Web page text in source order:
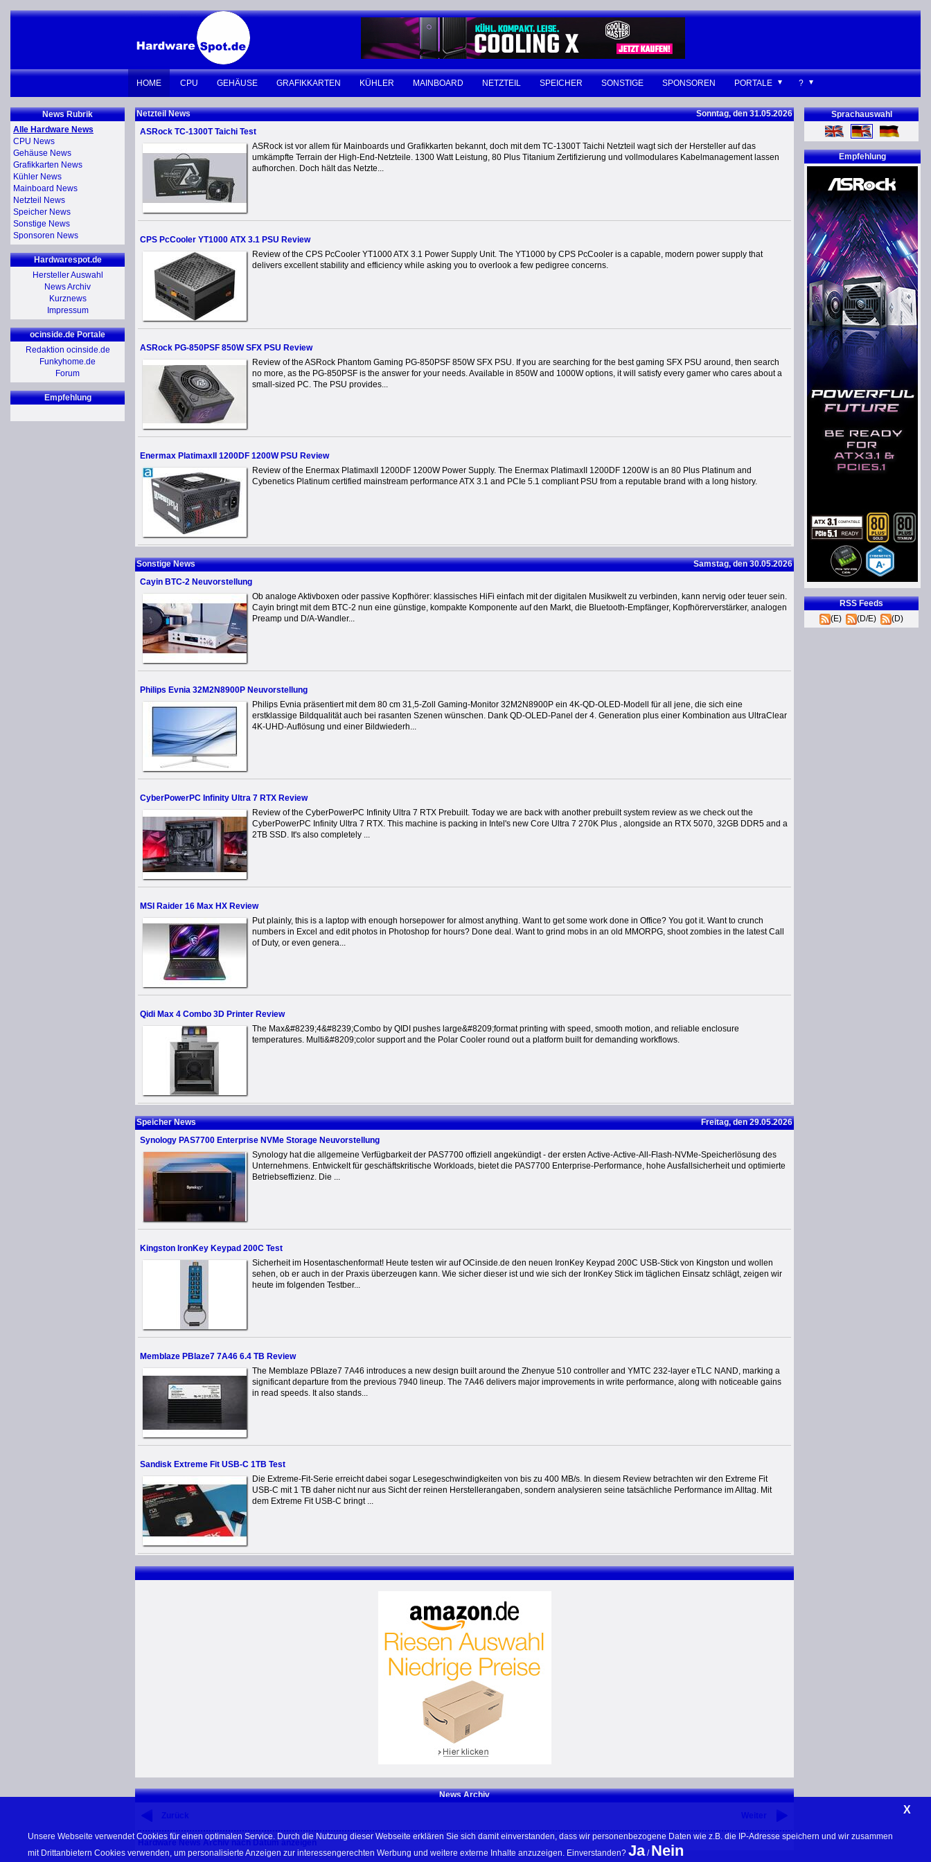
HOME CPU GEHÄUSE GRAFIKKARTEN KÜHLER MAINBOARD NETZTEIL SPEICHER SONSTIGE SPONSOREN PORTALE ?
News Rubrik
Alle Hardware News
CPU News
Gehäuse News
Grafikkarten News
Kühler News
Mainboard News
Netzteil News
Speicher News
Sonstige News
Sponsoren News
Hardwarespot.de
Hersteller Auswahl
News Archiv
Kurznews
Impressum
ocinside.de Portale
Redaktion ocinside.de
Funkyhome.de
Forum
Empfehlung
Netzteil News
Sonntag, den 31.05.2026
ASRock TC-1300T Taichi Test
ASRock ist vor allem für Mainboards und Grafikkarten bekannt, doch mit dem TC-1300T Taichi Netzteil wagt sich der Hersteller auf das
umkämpfte Terrain der High-End-Netzteile. 1300 Watt Leistung, 80 Plus Titanium Zertifizierung und vollmodulares Kabelmanagement lassen
aufhorchen. Doch hält das Netzte...
CPS PcCooler YT1000 ATX 3.1 PSU Review
Review of the CPS PcCooler YT1000 ATX 3.1 Power Supply Unit. The YT1000 by CPS PcCooler is a capable, modern power supply that
delivers excellent stability and efficiency while asking you to overlook a few pedigree concerns.
ASRock PG-850PSF 850W SFX PSU Review
Review of the ASRock Phantom Gaming PG-850PSF 850W SFX PSU. If you are searching for the best gaming SFX PSU around, then search
no more, as the PG-850PSF is the answer for your needs. Available in 850W and 1000W options, it will satisfy every gamer who cares about a
small-sized PC. The PSU provides...
Enermax PlatimaxII 1200DF 1200W PSU Review
Review of the Enermax PlatimaxII 1200DF 1200W Power Supply. The Enermax PlatimaxII 1200DF 1200W is an 80 Plus Platinum and
Cybenetics Platinum certified mainstream performance ATX 3.1 and PCIe 5.1 compliant PSU from a reputable brand with a long history.
Sonstige News
Samstag, den 30.05.2026
Cayin BTC-2 Neuvorstellung
Ob analoge Aktivboxen oder passive Kopfhörer: klassisches HiFi einfach mit der digitalen Musikwelt zu verbinden, kann nervig oder teuer sein.
Cayin bringt mit dem BTC-2 nun eine günstige, kompakte Komponente auf den Markt, die Bluetooth-Empfänger, Kopfhörerverstärker, analogen
Preamp und D/A-Wandler...
Philips Evnia 32M2N8900P Neuvorstellung
Philips Evnia präsentiert mit dem 80 cm 31,5-Zoll Gaming-Monitor 32M2N8900P ein 4K-QD-OLED-Modell für all jene, die sich eine
erstklassige Bildqualität auch bei rasanten Szenen wünschen. Dank QD-OLED-Panel der 4. Generation plus einer Kombination aus UltraClear
4K-UHD-Auflösung und einer Bildwiederh...
CyberPowerPC Infinity Ultra 7 RTX Review
Review of the CyberPowerPC Infinity Ultra 7 RTX Prebuilt. Today we are back with another prebuilt system review as we check out the
CyberPowerPC Infinity Ultra 7 RTX. This machine is packing in Intel's new Core Ultra 7 270K Plus , alongside an RTX 5070, 32GB DDR5 and a
2TB SSD. It's also completely ...
MSI Raider 16 Max HX Review
Put plainly, this is a laptop with enough horsepower for almost anything. Want to get some work done in Office? You got it. Want to crunch
numbers in Excel and edit photos in Photoshop for hours? Done deal. Want to grind mobs in an old MMORPG, shoot zombies in the latest Call
of Duty, or even genera...
Qidi Max 4 Combo 3D Printer Review
The Max&#8239;4&#8239;Combo by QIDI pushes large&#8209;format printing with speed, smooth motion, and reliable enclosure
temperatures. Multi&#8209;color support and the Polar Cooler round out a platform built for demanding workflows.
Speicher News
Freitag, den 29.05.2026
Synology PAS7700 Enterprise NVMe Storage Neuvorstellung
Synology hat die allgemeine Verfügbarkeit der PAS7700 offiziell angekündigt - der ersten Active-Active-All-Flash-NVMe-Speicherlösung des
Unternehmens. Entwickelt für geschäftskritische Workloads, bietet die PAS7700 Enterprise-Performance, hohe Ausfallsicherheit und optimierte
Betriebseffizienz. Die ...
Kingston IronKey Keypad 200C Test
Sicherheit im Hosentaschenformat! Heute testen wir auf OCinside.de den neuen IronKey Keypad 200C USB-Stick von Kingston und wollen
sehen, ob er auch in der Praxis überzeugen kann. Wie sicher dieser ist und wie sich der IronKey Stick im täglichen Einsatz schlägt, zeigen wir
heute im folgenden Testber...
Memblaze PBlaze7 7A46 6.4 TB Review
The Memblaze PBlaze7 7A46 introduces a new design built around the Zhenyue 510 controller and YMTC 232-layer eTLC NAND, marking a
significant departure from the previous 7940 lineup. The 7A46 delivers major improvements in write performance, along with noticeable gains
in read speeds. It also stands...
Sandisk Extreme Fit USB-C 1TB Test
Die Extreme-Fit-Serie erreicht dabei sogar Lesegeschwindigkeiten von bis zu 400 MB/s. In diesem Review betrachten wir den Extreme Fit
USB-C mit 1 TB daher nicht nur aus Sicht der reinen Herstellerangaben, sondern analysieren seine tatsächliche Performance im Alltag. Mit
dem Extreme Fit USB-C bringt ...
News Archiv
Zurück Weiter
Hardware News Archiv nach Datum anzeigen
Sprachauswahl
Empfehlung
RSS Feeds
(E)
(D/E) (D)
Unsere Webseite verwendet Cookies für einen optimalen Service. Durch die Nutzung dieser Webseite erklären Sie sich damit einverstanden, dass wir personenbezogene Daten wie z.B. die IP-Adresse speichern und wir zusammen
mit Drittanbietern Cookies verwenden, um personalisierte Anzeigen zur interessengerechten Werbung und weitere externe Inhalte anzuzeigen. Einverstanden? Ja / Nein
X